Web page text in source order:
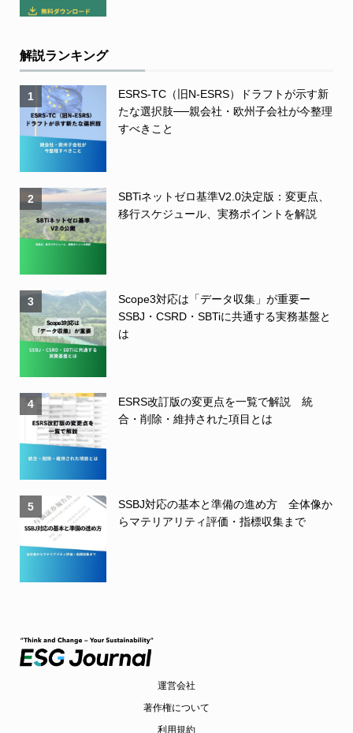
解説ランキング
1
ESRS-TC（旧N-ESRS）ドラフトが示す新
たな選択肢──親会社・欧州子会社が今整理
すべきこと
2
SBTiネットゼロ基準V2.0決定版：変更点、
移行スケジュール、実務ポイントを解説
3
Scope3対応は「データ収集」が重要ー
SSBJ・CSRD・SBTiに共通する実務基盤と
は
4
ESRS改訂版の変更点を一覧で解説 統
合・削除・維持された項目とは
5
SSBJ対応の基本と準備の進め方 全体像か
らマテリアリティ評価・指標収集まで
運営会社
著作権について
利用規約